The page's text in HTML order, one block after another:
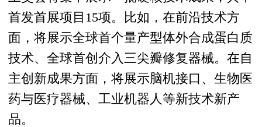
首发首展项目15项。比如，在前沿技术方
面，将展示全球首个量产型体外合成蛋白质
技术、全球首创介入三尖瓣修复器械。在自
主创新成果方面，将展示脑机接口、生物医
药与医疗器械、工业机器人等新技术新产
品。